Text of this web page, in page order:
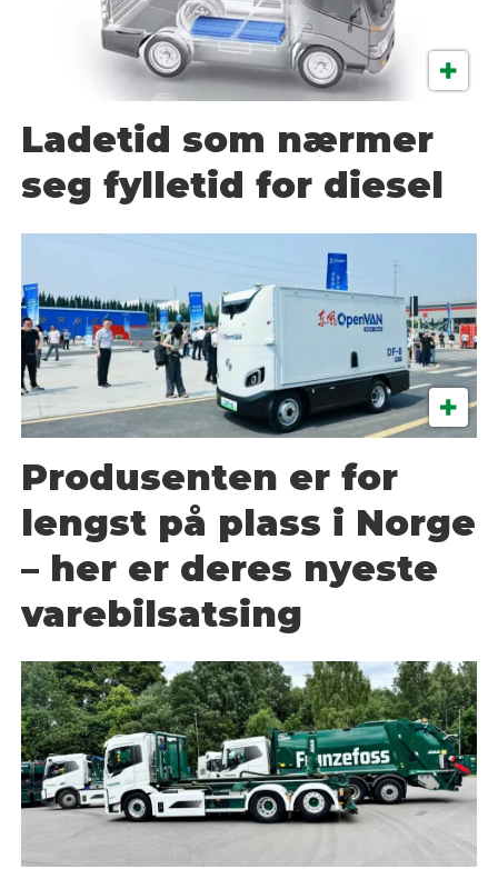
Ladetid som nærmer
seg fylletid for diesel
Produsenten er for
lengst på plass i Norge
– her er deres nyeste
varebilsatsing